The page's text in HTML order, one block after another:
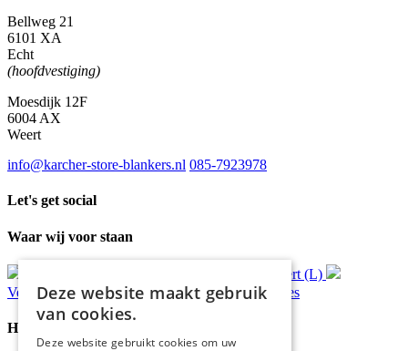
Bellweg 21
6101 XA
Echt
(hoofdvestiging)
Moesdijk 12F
6004 AX
Weert
info@karcher-store-blankers.nl 085-7923978
Let's get social
Waar wij voor staan
Ophalen in Echt of Weert (L)
Verzondenbinnen 48 uur* Persoonlijk advies
Handige Links
Deze website maakt gebruik
van cookies.
Deze website gebruikt cookies om uw